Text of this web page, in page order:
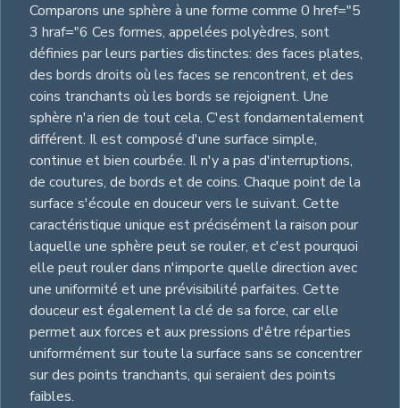
Comparons une sphère à une forme comme 0 href="5
3 hraf="6 Ces formes, appelées polyèdres, sont
définies par leurs parties distinctes: des faces plates,
des bords droits où les faces se rencontrent, et des
coins tranchants où les bords se rejoignent. Une
sphère n'a rien de tout cela. C'est fondamentalement
différent. Il est composé d'une surface simple,
continue et bien courbée. Il n'y a pas d'interruptions,
de coutures, de bords et de coins. Chaque point de la
surface s'écoule en douceur vers le suivant. Cette
caractéristique unique est précisément la raison pour
laquelle une sphère peut se rouler, et c'est pourquoi
elle peut rouler dans n'importe quelle direction avec
une uniformité et une prévisibilité parfaites. Cette
douceur est également la clé de sa force, car elle
permet aux forces et aux pressions d'être réparties
uniformément sur toute la surface sans se concentrer
sur des points tranchants, qui seraient des points
faibles.